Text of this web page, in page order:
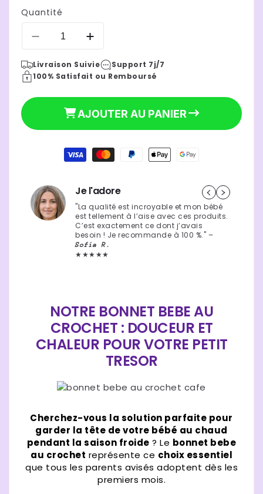
habituel
24,90 €
Quantité
Réduire
quantité
de
crochet
naissance
douceur
Augmenter
quantité
de
au
crochet
naissance
douceur
Livraison Suivie
Support 7j/7
100% Satisfait ou Remboursé
AJOUTER AU PANIER
Je l'adore
"La qualité est incroyable et mon bébé
est tellement à l’aise avec ces produits.
C’est exactement ce dont j’avais
besoin ! Je recommande à 100 %." –
Sofia R.
★★★★★
NOTRE BONNET BEBE AU
CROCHET : DOUCEUR ET
CHALEUR POUR VOTRE PETIT
TRESOR
Cherchez-vous la solution parfaite pour
garder la tête de votre bébé au chaud
pendant la saison froide ? Le bonnet bebe
au crochet représente ce choix essentiel
que tous les parents avisés adoptent dès les
premiers mois.